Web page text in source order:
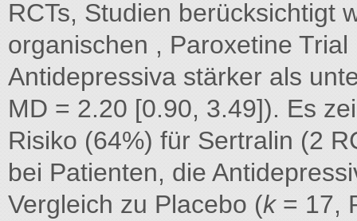
RCTs, Studien berücksichtigt
organischen , Paroxetine
Antidepressiva stärker als
MD = 2.20 [0.90, 3.49]). Es
Risiko (64%) für Sertralin (2
bei Patienten, die
Vergleich zu Placebo (k= 17,